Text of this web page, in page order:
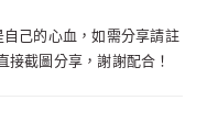
己的心血，如需分享請註
接截圖分享，謝謝配合！